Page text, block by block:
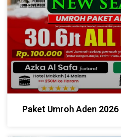
Paket Umroh Aden 2026